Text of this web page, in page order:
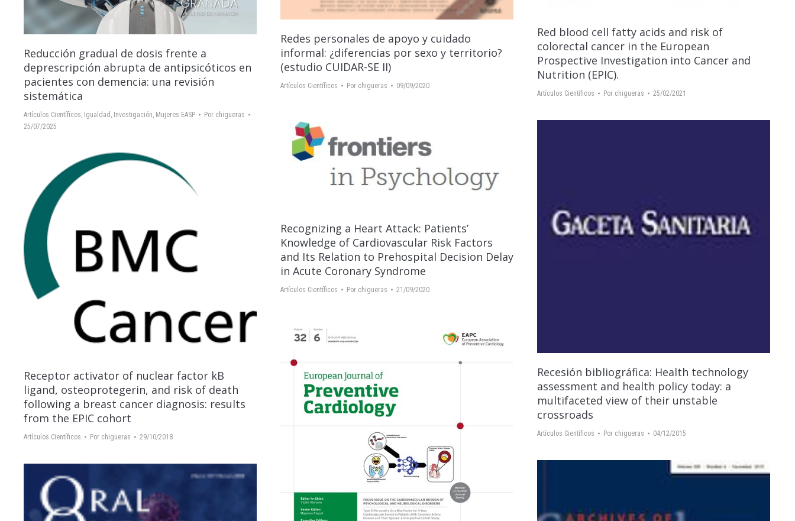
Reducción gradual de dosis frente a
deprescripción abrupta de antipsicóticos en
pacientes con demencia: una revisión
sistemática
Artículos Científicos Igualdad Investigación Mujeres EASP Por chigueras
25/07/2025
Redes personales de apoyo y cuidado
informal: ¿diferencias por sexo y territorio?
(estudio CUIDAR-SE II)
Artículos Científicos Por chigueras 09/09/2020
Red blood cell fatty acids and risk of
colorectal cancer in the European
Prospective Investigation into Cancer and
Nutrition (EPIC).
Artículos Científicos Por chigueras 25/02/2021
Recognizing a Heart Attack: Patients’
Knowledge of Cardiovascular Risk Factors
and Its Relation to Prehospital Decision Delay
in Acute Coronary Syndrome
Artículos Científicos Por chigueras 21/09/2020
Recesión bibliográfica: Health technology
assessment and health policy today: a
multifaceted view of their unstable
crossroads
Artículos Científicos Por chigueras 04/12/2015
Receptor activator of nuclear factor kB
ligand, osteoprotegerin, and risk of death
following a breast cancer diagnosis: results
from the EPIC cohort
Artículos Científicos Por chigueras 29/10/2018